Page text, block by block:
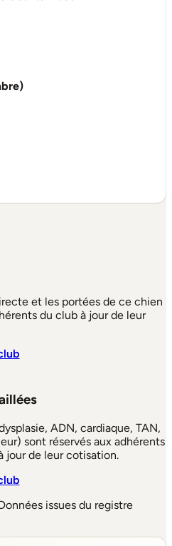
et les portées de ce chien
du club à jour de leur
ADN, cardiaque, TAN,
sont réservés aux adhérents
jour de leur cotisation.
issues du registre